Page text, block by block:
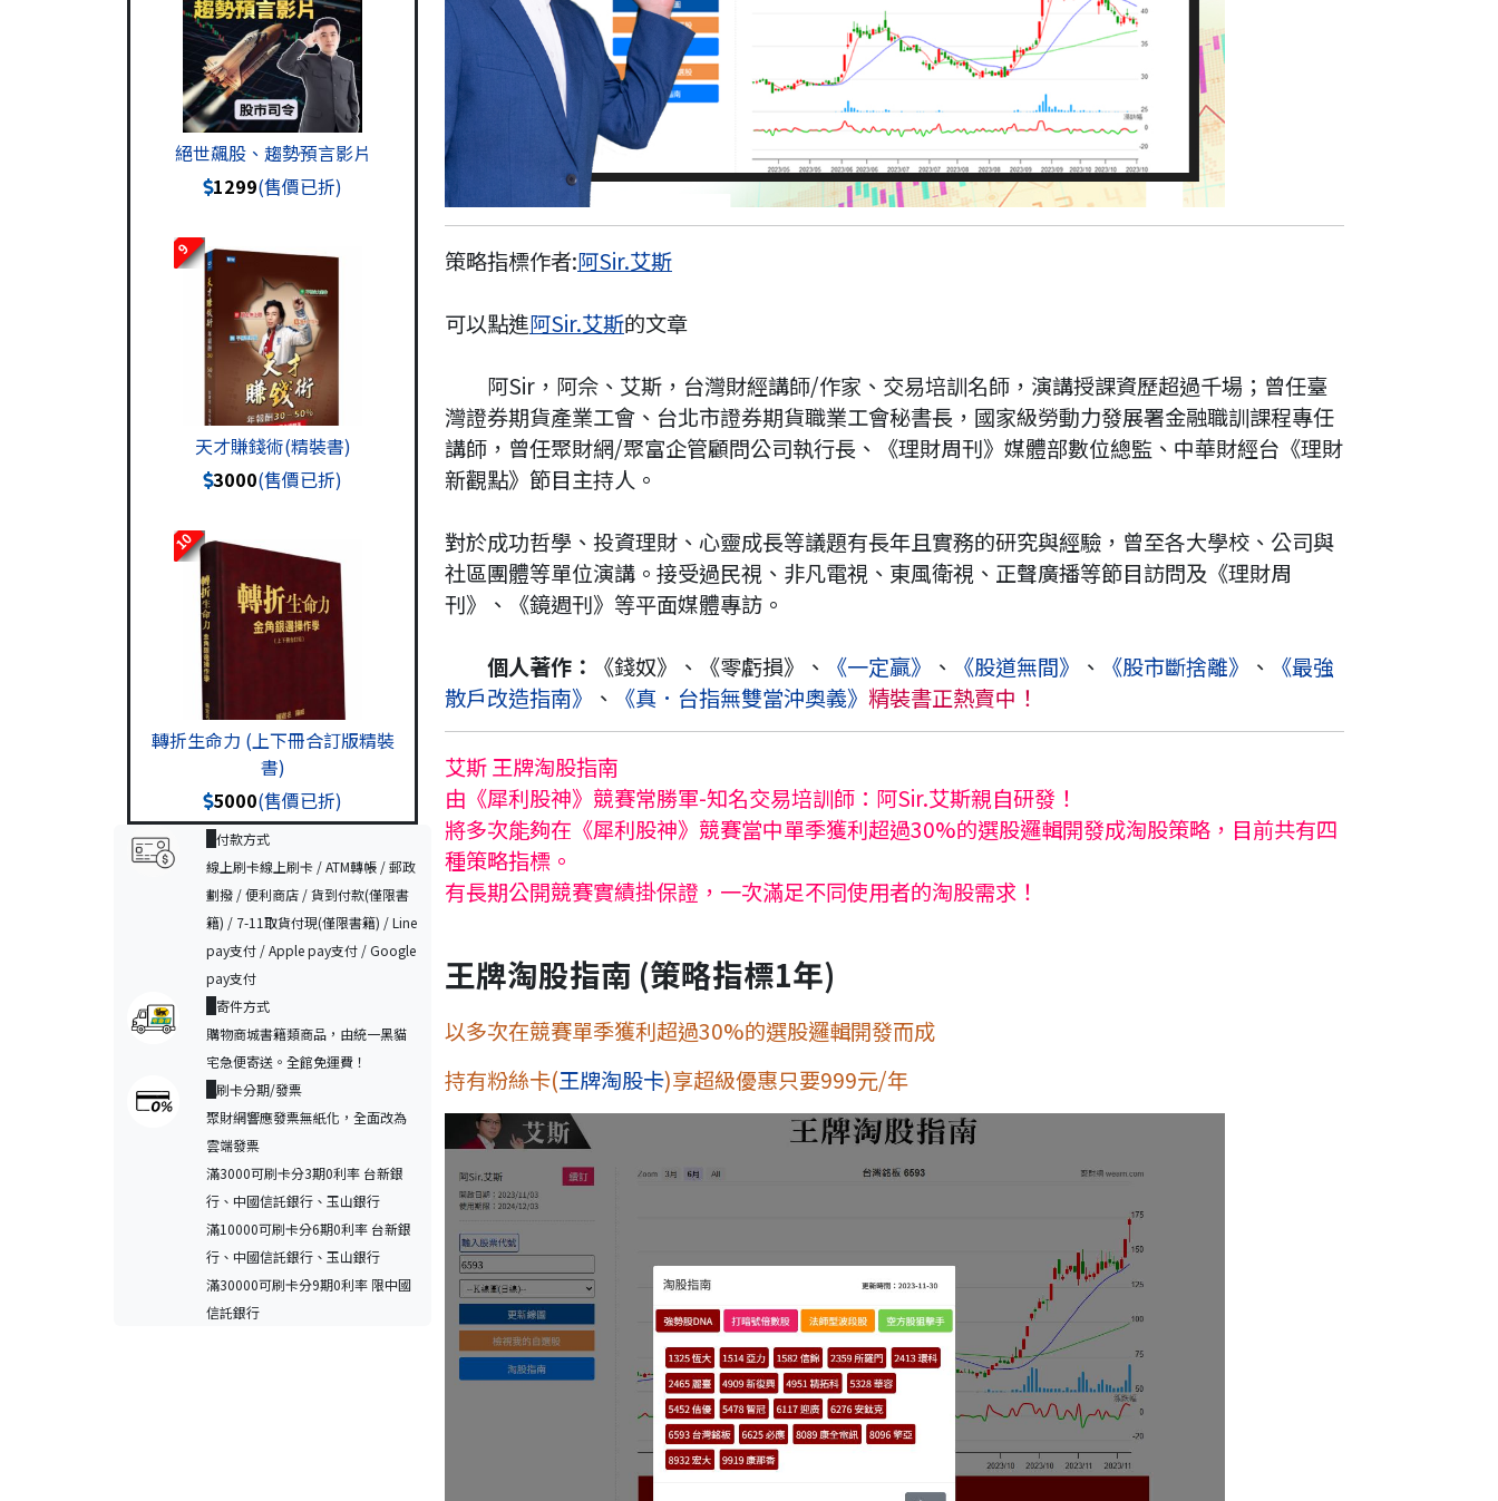
絕世飆股、趨勢預言影片
1299(售價已折)
9
天才賺錢術(精裝書)
3000(售價已折)
10
轉折生命力 (上下冊合訂版精裝
書)
5000(售價已折)
付款方式
線上刷卡線上刷卡 / ATM轉帳 / 郵政
劃撥 / 便利商店 / 貨到付款(僅限書
籍) / 7-11取貨付現(僅限書籍) / Line
pay支付 / Apple pay支付 / Google
pay支付
寄件方式
購物商城書籍類商品，由統一黑貓
宅急便寄送。全館免運費！
刷卡分期/發票
聚財網響應發票無紙化，全面改為
雲端發票
滿3000可刷卡分3期0利率 台新銀
行、中國信託銀行、玉山銀行
滿10000可刷卡分6期0利率 台新銀
行、中國信託銀行、玉山銀行
滿30000可刷卡分9期0利率 限中國
信託銀行
策略指標作者:阿Sir.艾斯
可以點進阿Sir.艾斯的文章
阿Sir，阿佘、艾斯，台灣財經講師/作家、交易培訓名師，演講授課資歷超過千場；曾任臺
灣證券期貨產業工會、台北市證券期貨職業工會秘書長，國家級勞動力發展署金融職訓課程專任
講師，曾任聚財網/聚富企管顧問公司執行長、《理財周刊》媒體部數位總監、中華財經台《理財
新觀點》節目主持人。
對於成功哲學、投資理財、心靈成長等議題有長年且實務的研究與經驗，曾至各大學校、公司與
社區團體等單位演講。接受過民視、非凡電視、東風衛視、正聲廣播等節目訪問及《理財周
刊》、《鏡週刊》等平面媒體專訪。
個人著作：
《錢奴》、《零虧損》、 《一定贏》 、 《股道無間》 、 《股市斷捨離》 、 《最強
散戶改造指南》
、 《真．台指無雙當沖奧義》 精裝書正熱賣中！
艾斯 王牌淘股指南
由《犀利股神》競賽常勝軍-知名交易培訓師：阿Sir.艾斯親自研發！
將多次能夠在《犀利股神》競賽當中單季獲利超過30%的選股邏輯開發成淘股策略，目前共有四
種策略指標。
有長期公開競賽實績掛保證，一次滿足不同使用者的淘股需求！
王牌淘股指南 (策略指標1年)
以多次在競賽單季獲利超過30%的選股邏輯開發而成
持有粉絲卡(王牌淘股卡)享超級優惠只要999元/年